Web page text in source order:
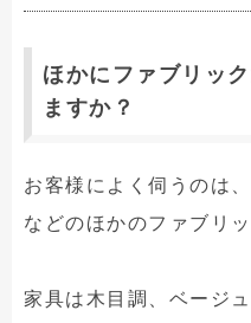
ほかにファブリッ
ますか？
お客様によく伺うのは
などのほかのファブリ
家具は木目調、ベージ